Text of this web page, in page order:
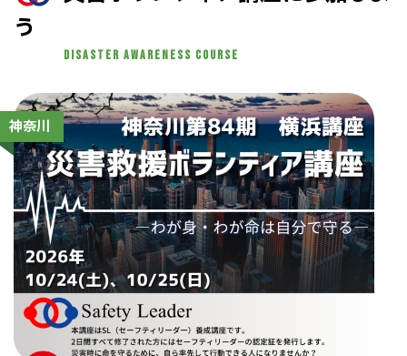
う
Disaster Awareness Course
神奈川